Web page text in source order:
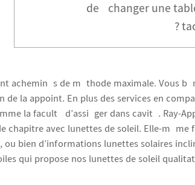
de échanger une
acheminés de méthode maximale. Vous
de la appoint. En plus des services en
la faculté d’assiéger dans cavité. Ray-
chapitre avec lunettes de soleil. Elle-même
bien d’informations lunettes solaires
qui propose nos lunettes de soleil